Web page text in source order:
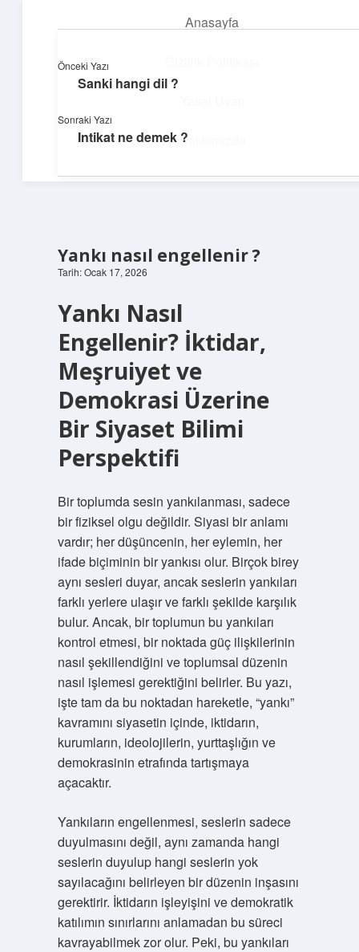
Anasayfa
Hakkımızda
Üretim ve İlham
Yaratıcı projelerle dünyanı inşa et!
Yankı nasıl engellenir ?
Tarih: Ocak 17, 2026
Yankı Nasıl
Engellenir? İktidar,
Meşruiyet ve
Demokrasi Üzerine
Bir Siyaset Bilimi
Perspektifi
Bir toplumda sesin yankılanması, sadece
bir fiziksel olgu değildir. Siyasi bir anlamı
vardır; her düşüncenin, her eylemin, her
ifade biçiminin bir yankısı olur. Birçok birey
aynı sesleri duyar, ancak seslerin yankıları
farklı yerlere ulaşır ve farklı şekilde karşılık
bulur. Ancak, bir toplumun bu yankıları
kontrol etmesi, bir noktada güç ilişkilerinin
nasıl şekillendiğini ve toplumsal düzenin
nasıl işlemesi gerektiğini belirler. Bu yazı,
işte tam da bu noktadan hareketle, “yankı”
kavramını siyasetin içinde, iktidarın,
kurumların, ideolojilerin, yurttaşlığın ve
demokrasinin etrafında tartışmaya
açacaktır.
Yankıların engellenmesi, seslerin sadece
duyulmasını değil, aynı zamanda hangi
seslerin duyulup hangi seslerin yok
sayılacağını belirleyen bir düzenin inşasını
gerektirir. İktidarın işleyişini ve demokratik
katılımın sınırlarını anlamadan bu süreci
kavrayabilmek zor olur. Peki, bu yankıları
Önceki Yazı
Sanki hangi dil ?
Sonraki Yazı
Intikat ne demek ?